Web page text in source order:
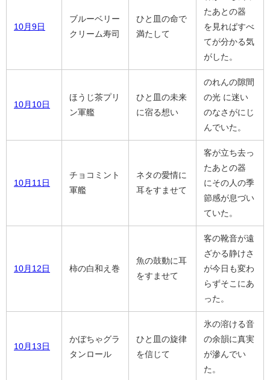
10月9日
ブルーベリー
クリーム寿司
ひと皿の命で
満たして
たあとの器
を見ればすべ
てが分かる気
がした。
10月10日
ほうじ茶プリ
ン軍艦
ひと皿の未来
に宿る想い
のれんの隙間
の光 に迷い
のなさがにじ
んでいた。
10月11日
チョコミント
軍艦
ネタの愛情に
耳をすませて
客が立ち去っ
たあとの器
にその人の季
節感が息づい
ていた。
10月12日 柿の白和え巻
魚の鼓動に耳
をすませて
客の靴音が遠
ざかる静けさ
が今日も変わ
らずそこにあ
った。
10月13日
かぼちゃグラ
タンロール
ひと皿の旋律
を信じて
氷の溶ける音
の余韻に真実
が滲んでい
た。